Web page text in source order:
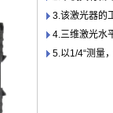
3.该激光器的
4.三维激光水
5.以1/4“测量